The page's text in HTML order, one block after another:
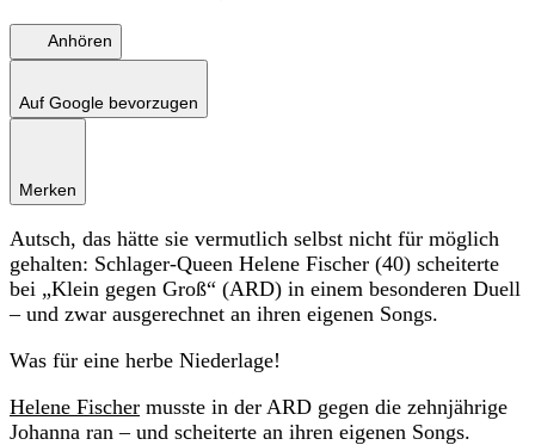
Anhören
Auf Google bevorzugen
Merken
Autsch, das hätte sie vermutlich selbst nicht für möglich
gehalten: Schlager-Queen Helene Fischer (40) scheiterte
bei „Klein gegen Groß“ (ARD) in einem besonderen Duell
– und zwar ausgerechnet an ihren eigenen Songs.
Was für eine herbe Niederlage!
Helene Fischer musste in der ARD gegen die zehnjährige
Johanna ran – und scheiterte an ihren eigenen Songs.